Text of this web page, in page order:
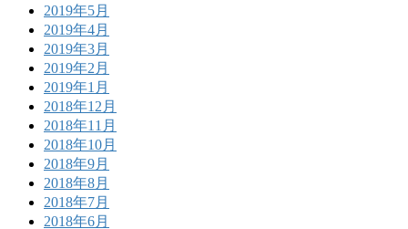
2019年5月
2019年4月
2019年3月
2019年2月
2019年1月
2018年12月
2018年11月
2018年10月
2018年9月
2018年8月
2018年7月
2018年6月